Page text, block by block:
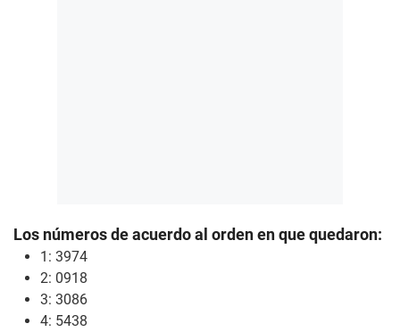
Los números de acuerdo al orden en que quedaron:
1: 3974
2: 0918
3: 3086
4: 5438